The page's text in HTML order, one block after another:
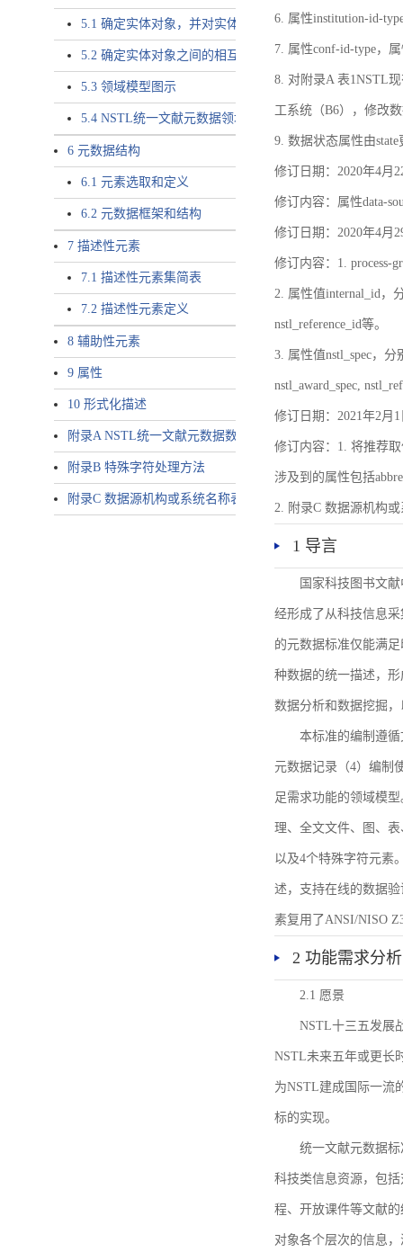
5.1 确定实体对象，并对实体对象命名
5.2 确定实体对象之间的相互关系，定义实体对象之间的
5.3 领域模型图示
5.4 NSTL统一文献元数据领域模型的验证
6 元数据结构
6.1 元素选取和定义
6.2 元数据框架和结构
7 描述性元素
7.1 描述性元素集简表
7.2 描述性元素定义
8 辅助性元素
9 属性
10 形式化描述
附录A NSTL统一文献元数据数据唯一标识符规则
附录B 特殊字符处理方法
附录C 数据源机构或系统名称表
6. 属性institution-id-
7. 属性conf-id-type，
8. 对附录A 表1NSTL
工系统（B6），修改
9. 数据状态属性由state
修订日期：2020年4月
修订内容：属性data-
修订日期：2020年4月
修订内容：1. process-
2. 属性值internal_id，
nstl_reference_id等。
3. 属性值nstl_spec，分
nstl_award_spec,
修订日期：2021年2月1
修订内容：1. 将推荐
涉及到的属性包括
2. 附录C 数据源机构或
1 导言
国家科技图书文
经形成了从科技信息
的元数据标准仅能满
种数据的统一描述，
数据分析和数据挖掘
本标准的编制遵
元数据记录（4）编制
足需求功能的领域模
理、全文文件、图、
以及4个特殊字符元素
述，支持在线的数据
素复用了ANSI/NISO
2 功能需求分析
2.1 愿景
NSTL十三五发展
NSTL未来五年或更长
为NSTL建成国际一流
标的实现。
统一文献元数据
科技类信息资源，包
程、开放课件等文献
对象各个层次的信息